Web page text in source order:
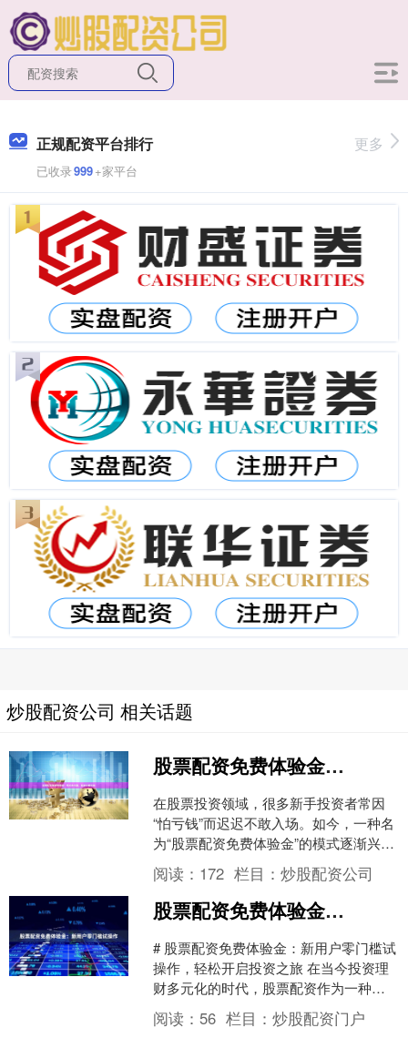
正规配资平台排行
已收录999+家平台
更多
炒股配资公司 相关话题
股票配资免费体验金：零成本试盘，新手必看攻略
在股票投资领域，很多新手投资者常因
“怕亏钱”而迟迟不敢入场。如今，一种名
为“股票配资免费体验金”的模式逐渐兴
起，它允许投资者在不投入自有资金的
情况下联华证券，先....
阅读： 172 栏目：炒股配资公司
股票配资免费体验金：新用户零门槛试操作
# 股票配资免费体验金：新用户零门槛试
操作，轻松开启投资之旅 在当今投资理
财多元化的时代，股票配资作为一种灵
活的资金管理方式，越来越受到投资者
的关注。然而，对于....
阅读： 56 栏目：炒股配资门户